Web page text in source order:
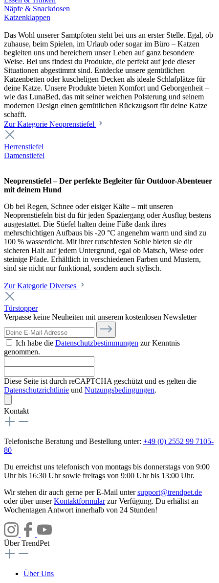
Näpfe & Snackdosen
Katzenklappen
Das Wohl unserer Samtpfoten steht bei uns an erster Stelle. Egal, ob
zuhause, beim Spielen, im Urlaub oder sogar im Büro – Katzen
begleiten uns und bereichern unser Leben auf ganz besondere
Weise. Bei uns findest du Produkte, die perfekt auf jede dieser
Situationen abgestimmt sind. Entdecke unsere gemütlichen
Katzenbetten oder kuscheligen Decken als ideale Schlafplätze für
deine Katze. Unsere Produkte bieten Komfort und Geborgenheit –
wie das LunaBed, das mit seiner weichen Polsterung und seinem
modernen Design einen gemütlichen Rückzugsort für deine Katze
schafft.
Zur Kategorie Neoprenstiefel
Herrenstiefel
Damenstiefel
Neoprenstiefel – Der perfekte Begleiter für Outdoor-Abenteuer
mit deinem Hund
Ob bei Regen, Schnee oder eisiger Kälte – mit unseren
Neoprenstiefeln bist du für jeden Spaziergang oder Ausflug bestens
ausgestattet. Die Stiefel halten deine Füße dank ihres
mehrschichtigen Aufbaus bis -20 °C angenehm warm und sind zu
100 % wasserdicht. Mit ihrer rutschfesten Sohle bieten sie dir
sicheren Halt auf jedem Untergrund, egal ob Matsch, Wiese oder
steinige Pfade. Erhältlich in verschiedenen Farben und Mustern,
sind sie nicht nur funktional, sondern auch stylisch.
Zur Kategorie Diverses
Türstopper
Verpasse keine Neuheiten mit unserem kostenlosen Newsletter
Ich habe die Datenschutzbestimmungen zur Kenntnis
genommen.
Diese Seite ist durch reCAPTCHA geschützt und es gelten die
Datenschutzrichtlinie und Nutzungsbedingungen.
Kontakt
Telefonische Beratung und Bestellung unter: +49 (0) 2552 99 7105-
80
Du erreichst uns telefonisch von montags bis donnerstags von 9:00
Uhr bis 16:30 Uhr sowie freitags von 9:00 Uhr bis 13:00 Uhr.
Wir stehen dir auch gerne per E-Mail untersupport@trendpet.de
oder über unserKontaktformularzur Verfügung. Du erhältst an
Wochentagen Antwort innerhalb von 24 Stunden!
Über TrendPet
Über Uns